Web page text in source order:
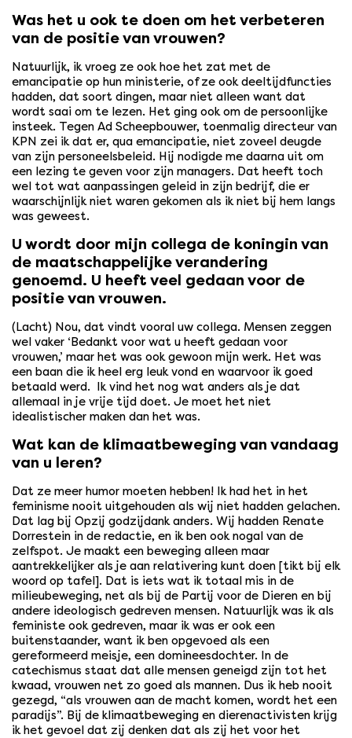
Was het u ook te doen om het verbeteren
van de positie van vrouwen?
Natuurlijk, ik vroeg ze ook hoe het zat met de
emancipatie op hun ministerie, of ze ook deeltijdfuncties
hadden, dat soort dingen, maar niet alleen want dat
wordt saai om te lezen. Het ging ook om de persoonlijke
insteek. Tegen Ad Scheepbouwer, toenmalig directeur van
KPN zei ik dat er, qua emancipatie, niet zoveel deugde
van zijn personeelsbeleid. Hij nodigde me daarna uit om
een lezing te geven voor zijn managers. Dat heeft toch
wel tot wat aanpassingen geleid in zijn bedrijf, die er
waarschijnlijk niet waren gekomen als ik niet bij hem langs
was geweest.
U wordt door mijn collega de koningin van
de maatschappelijke verandering
genoemd. U heeft veel gedaan voor de
positie van vrouwen.
(Lacht) Nou, dat vindt vooral uw collega. Mensen zeggen
wel vaker ‘Bedankt voor wat u heeft gedaan voor
vrouwen,’ maar het was ook gewoon mijn werk. Het was
een baan die ik heel erg leuk vond en waarvoor ik goed
betaald werd. Ik vind het nog wat anders als je dat
allemaal in je vrije tijd doet. Je moet het niet
idealistischer maken dan het was.
Wat kan de klimaatbeweging van vandaag
van u leren?
Dat ze meer humor moeten hebben! Ik had het in het
feminisme nooit uitgehouden als wij niet hadden gelachen.
Dat lag bij Opzij godzijdank anders. Wij hadden Renate
Dorrestein in de redactie, en ik ben ook nogal van de
zelfspot. Je maakt een beweging alleen maar
aantrekkelijker als je aan relativering kunt doen [tikt bij elk
woord op tafel]. Dat is iets wat ik totaal mis in de
milieubeweging, net als bij de Partij voor de Dieren en bij
andere ideologisch gedreven mensen. Natuurlijk was ik als
feministe ook gedreven, maar ik was er ook een
buitenstaander, want ik ben opgevoed als een
gereformeerd meisje, een domineesdochter. In de
catechismus staat dat alle mensen geneigd zijn tot het
kwaad, vrouwen net zo goed als mannen. Dus ik heb nooit
gezegd, “als vrouwen aan de macht komen, wordt het een
paradijs”. Bij de klimaatbeweging en dierenactivisten krijg
ik het gevoel dat zij denken dat als zij het voor het